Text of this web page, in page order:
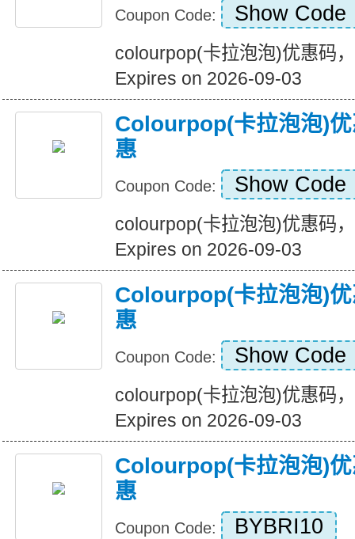
Coupon Code: Show Code
colourpop(卡拉泡泡)优惠码
Expires on 2026-09-03
Colourpop(卡拉泡泡)
惠
Coupon Code: Show Code
colourpop(卡拉泡泡)优惠码
Expires on 2026-09-03
Colourpop(卡拉泡泡)
惠
Coupon Code: Show Code
colourpop(卡拉泡泡)优惠码
Expires on 2026-09-03
Colourpop(卡拉泡泡)
惠
Coupon Code: BYBRI10